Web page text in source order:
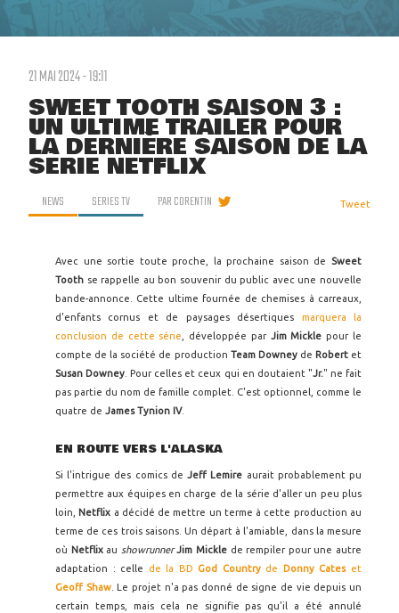
21 MAI 2024 - 19:11
SWEET TOOTH SAISON 3 :
UN ULTIME TRAILER POUR
LA DERNIÈRE SAISON DE LA
SÉRIE NETFLIX
NEWS SERIES TV PARCORENTIN Tweet
Avec une sortie toute proche, la prochaine saison de Sweet
Tooth se rappelle au bon souvenir du public avec une nouvelle
bande-annonce. Cette ultime fournée de chemises à carreaux,
d'enfants cornus et de paysages désertiques marquera la
conclusion de cette série
, développée par Jim Mickle pour le
compte de la société de production Team Downeyde Robertet
Susan Downey . Pour celles et ceux qui en doutaient "Jr." ne fait
pas partie du nom de famille complet. C'est optionnel, comme le
quatre de James Tynion IV.
EN ROUTE VERS L'ALASKA
Si l'intrigue des comics deJeff Lemire aurait probablement pu
permettre aux équipes en charge de la série d'aller un peu plus
loin,
Netflix a décidé de mettre un terme à cette production au
terme de ces trois saisons. Un départ à l'amiable, dans la mesure
où Netflixau showrunner Jim Mickle de rempiler pour une autre
adaptation : celle
de la BDGod Countryde Donny Cateset
Geoff Shaw. Le projet n'a pas donné de signe de vie depuis un
certain temps, mais cela ne signifie pas qu'il a été annulé